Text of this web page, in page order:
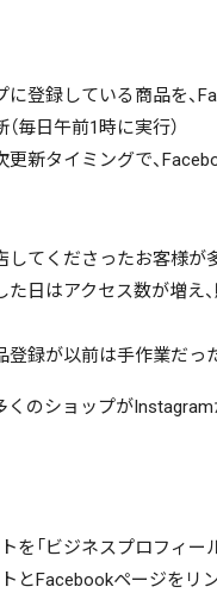
に登録している商品を、
毎日午前1時に実行）
新タイミングで、
してくださったお客様が
た日はアクセス数が増え
登録が以前は手作業だっ
くのショップが
を「ビジネスプロフィー
とFacebookページをリ